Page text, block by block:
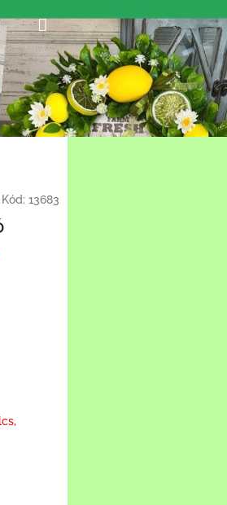
Bejelentkezés
Kosár
Kód: 13683